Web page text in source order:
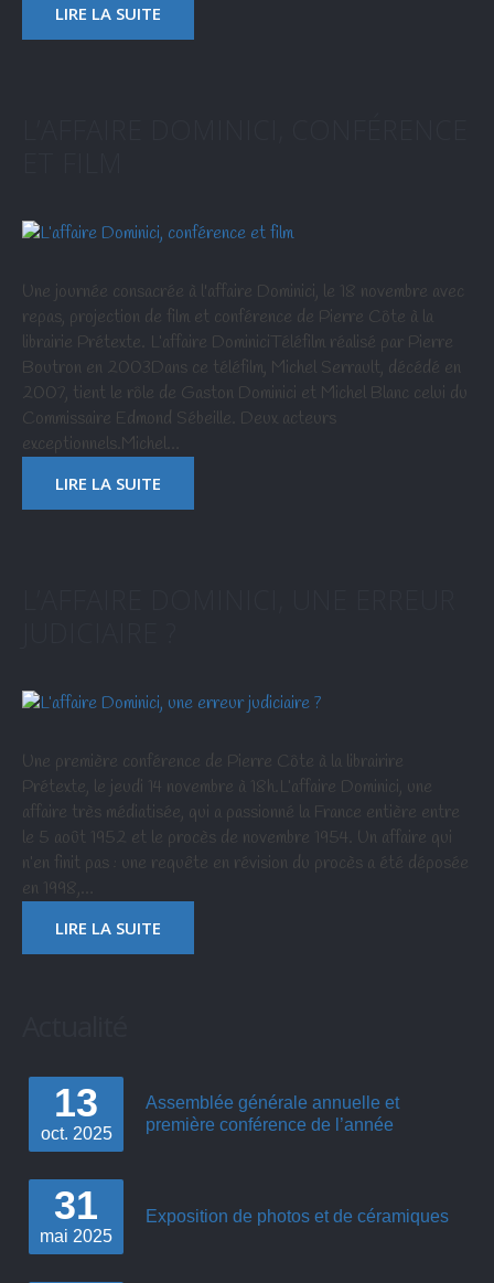
LIRE LA SUITE
Une journée consacrée à l'affaire Dominici, le 18 novembre avec
repas, projection de film et conférence de Pierre Côte à la
librairie Prétexte. L’affaire DominiciTéléfilm réalisé par Pierre
Boutron en 2003Dans ce téléfilm, Michel Serrault, décédé en
2007, tient le rôle de Gaston Dominici et Michel Blanc celui du
Commissaire Edmond Sébeille. Deux acteurs
exceptionnels.Michel…
LIRE LA SUITE
Une première conférence de Pierre Côte à la librairire
Prétexte, le jeudi 14 novembre à 18h.L’affaire Dominici, une
affaire très médiatisée, qui a passionné la France entière entre
le 5 août 1952 et le procès de novembre 1954. Un affaire qui
n’en finit pas : une requête en révision du procès a été déposée
en 1998,…
LIRE LA SUITE
13
oct. 2025
Assemblée générale annuelle et
première conférence de l’année
31
mai 2025
Exposition de photos et de céramiques